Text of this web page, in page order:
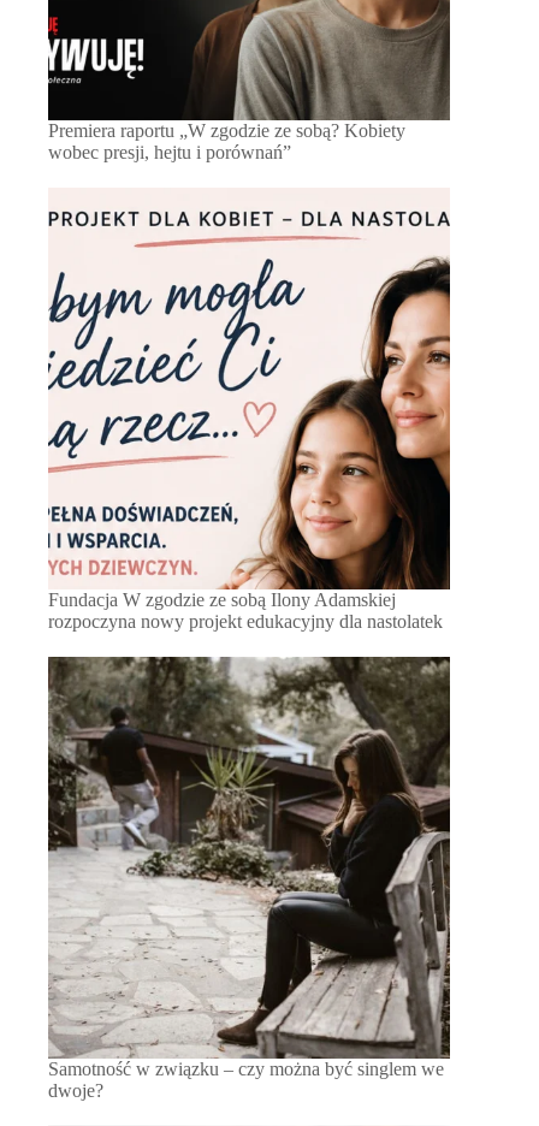
Premiera raportu „W zgodzie ze sobą? Kobiety
wobec presji, hejtu i porównań”
Fundacja W zgodzie ze sobą Ilony Adamskiej
rozpoczyna nowy projekt edukacyjny dla nastolatek
Samotność w związku – czy można być singlem we
dwoje?